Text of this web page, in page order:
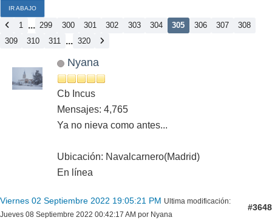
IR ABAJO
1 ... 299 300 301 302 303 304 305 306 307
308
309
310 311 ... 320
Nyana
Cb Incus
Mensajes: 4,765
Ya no nieva como antes...
Ubicación: Navalcarnero(Madrid)
En línea
Viernes 02 Septiembre 2022 19:05:21 PM Ultima modificación:
Jueves 08 Septiembre 2022 00:42:17 AM por Nyana
#3648